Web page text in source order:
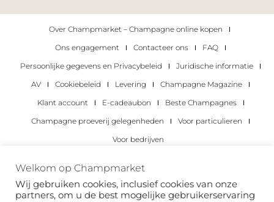
Over Champmarket – Champagne online kopen
Ons engagement
Contacteer ons
FAQ
Persoonlijke gegevens en Privacybeleid
Juridische informatie
AV
Cookiebeleid Levering
Champagne Magazine
Klant account
E-cadeaubon
Beste Champagnes
Champagne proeverij gelegenheden
Voor particulieren
Voor bedrijven
Copyright 2022 © alle rechten voorbehouden.
Welkom op Champmarket
Wij gebruiken cookies, inclusief cookies van onze
partners, om u de best mogelijke gebruikerservaring